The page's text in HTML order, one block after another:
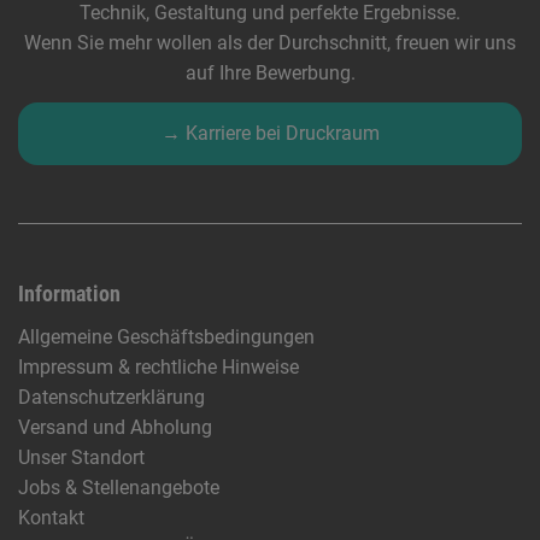
Technik, Gestaltung und perfekte Ergebnisse.
Wenn Sie mehr wollen als der Durchschnitt, freuen wir uns
auf Ihre Bewerbung.
→ Karriere bei Druckraum
Information
Allgemeine Geschäftsbedingungen
Impressum & rechtliche Hinweise
Datenschutzerklärung
Versand und Abholung
Unser Standort
Jobs & Stellenangebote
Kontakt